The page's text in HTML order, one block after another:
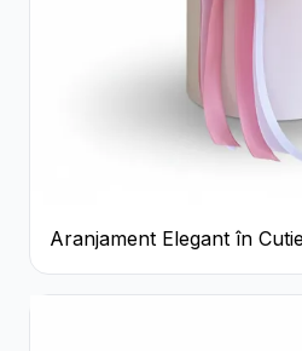
Aranjament Elegant în
Trandafiri și Gerbera